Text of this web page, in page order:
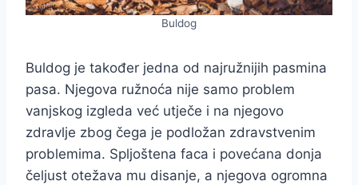
Buldog
Buldog je također jedna od najružnijih pasmina
pasa. Njegova ružnoća nije samo problem
vanjskog izgleda već utječe i na njegovo
zdravlje zbog čega je podložan zdravstvenim
problemima. Spljoštena faca i povećana donja
čeljust otežava mu disanje, a njegova ogromna